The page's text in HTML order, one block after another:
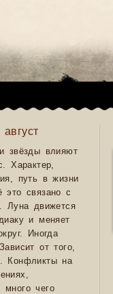
звёзды влияют
Характер,
путь в жизни
связано с
Луна движется
и меняет
Иногда
от того,
Конфликты на
много чего